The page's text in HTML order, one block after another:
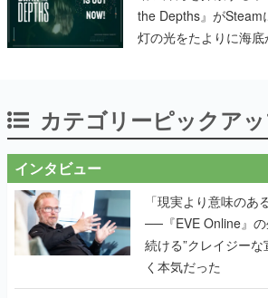
the Depths』がSteam
灯の光をたよりに海
カテゴリーピックア
インタビュー
「現実より意味のあ
──『EVE Online』
続ける”クレイジー
く本気だった